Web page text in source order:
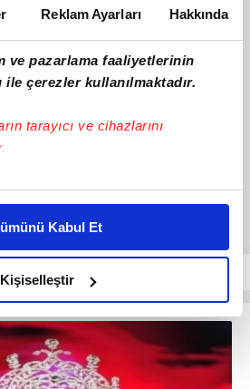
Reklam Ayarları Hakkında
ve pazarlama faaliyetlerinin
çerezler kullanılmaktadır.
tarayıcı ve cihazlarını
halinde sizlere özel
yaşatabiliriz. Bunu yaparken
iyi bir reklam deneyimi sunmak
iyi içerikleri sunabilmek adına
gösterdiğimizi ve bu noktada,
karşılamak noktasında tek gelir
hatırlatmak isteriz.
Kabul Et
Kişiselleştir